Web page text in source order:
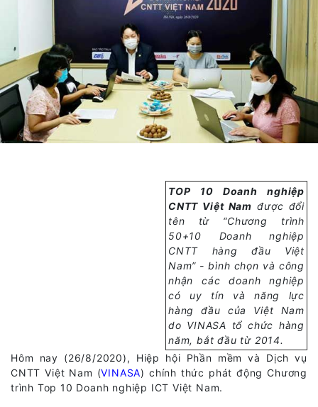
TOP 10 Doanh nghiệp
CNTT Việt Nam được đổi
tên từ “Chương trình
50+10 Doanh nghiệp
CNTT hàng đầu Việt
Nam” - bình chọn và công
nhận các doanh nghiệp
có uy tín và năng lực
hàng đầu của Việt Nam
do VINASA tổ chức hàng
năm, bắt đầu từ 2014.
Hôm nay (26/8/2020), Hiệp hội Phần mềm và Dịch vụ
CNTT Việt Nam (VINASA) chính thức phát động Chương
trình Top 10 Doanh nghiệp ICT Việt Nam.